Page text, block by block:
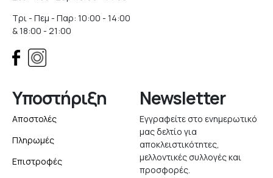
Τρι - Πεμ - Παρ: 10:00 - 14:00
& 18:00 - 21:00
Υποστήριξη
Αποστολές
Πληρωμές
Επιστροφές
Newsletter
Εγγραφείτε στο ενημερωτικό
μας δελτίο για
αποκλειστικότητες,
μελλοντικές συλλογές και
προσφορές.